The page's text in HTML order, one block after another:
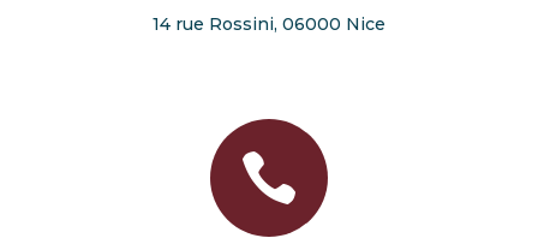
14 rue Rossini, 06000 Nice
